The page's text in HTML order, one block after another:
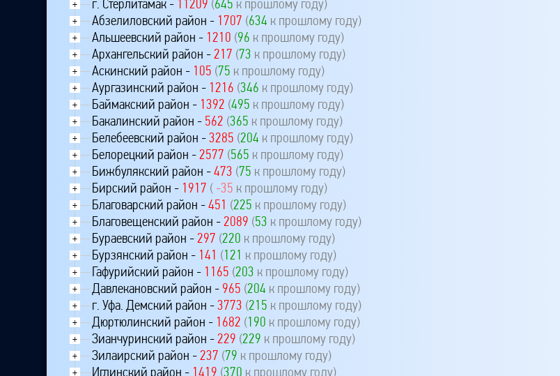
г. Стерлитамак - 11209 (645 к прошлому году)
+
Абзелиловский район - 1707 (634 к прошлому году)
+
Альшеевский район - 1210 (96 к прошлому году)
+
Архангельский район -217 (73 к прошлому году)
+
Аскинский район - 105 (75 к прошлому году)
+
Аургазинский район - 1216 (346 к прошлому году)
+
Баймакский район - 1392 (495 к прошлому году)
+
Бакалинский район - 562 (365 к прошлому году)
+
Белебеевский район -3285 (204 к прошлому году)
+
Белорецкий район -2577 (565 к прошлому году)
+
Бижбулякский район -473 (75 к прошлому году)
+
Бирский район - 1917 ( -35 к прошлому году)
+
Благоварский район -451 (225 к прошлому году)
+
Благовещенский район -2089 (53 к прошлому году)
+
Бураевский район -297 (220 к прошлому году)
+
Бурзянский район - 141 (121 к прошлому году)
+
Гафурийский район - 1165 (203 к прошлому году)
+
Давлекановский район - 965 (204 к прошлому году)
+
г. Уфа. Демский район -3773 (215 к прошлому году)
+
Дюртюлинский район - 1682 (190 к прошлому году)
+
Зианчуринский район -229 (229 к прошлому году)
+
Зилаирский район -237 (79 к прошлому году)
+
Иглинский район - 1419 (370 к прошлому году)
+